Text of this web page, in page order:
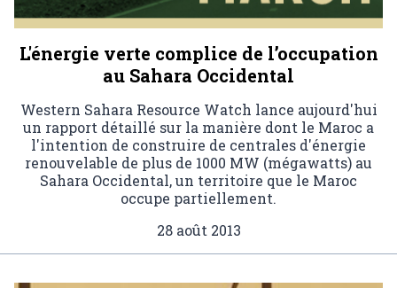
L'énergie verte complice de l’occupation
au Sahara Occidental
Western Sahara Resource Watch lance aujourd'hui
un rapport détaillé sur la manière dont le Maroc a
l'intention de construire de centrales d'énergie
renouvelable de plus de 1000 MW (mégawatts) au
Sahara Occidental, un territoire que le Maroc
occupe partiellement.
28 août 2013